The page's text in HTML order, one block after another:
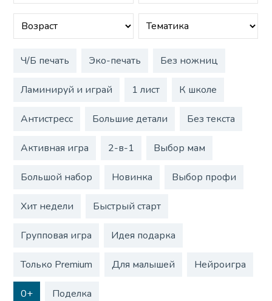
Ч/Б печать Эко-печать Без ножниц
Ламинируй и играй 1 лист К школе
Антистресс Большие детали Без текста
Активная игра 2-в-1 Выбор мам
Большой набор Новинка Выбор профи
Хит недели Быстрый старт
Групповая игра Идея подарка
Только Premium Для малышей Нейроигра
0+ Поделка